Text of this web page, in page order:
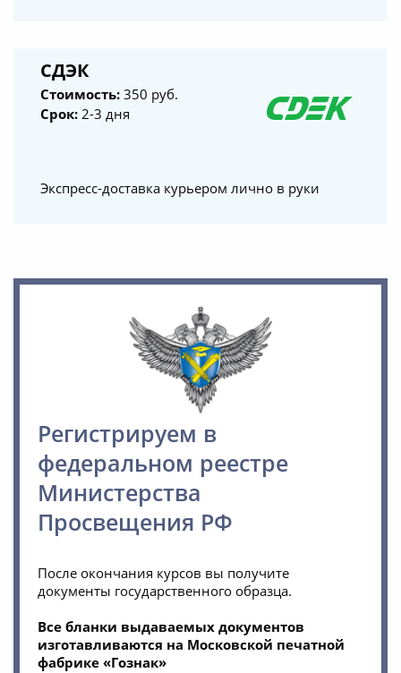
СДЭК
Стоимость: 350 руб.
Срок: 2-3 дня
Экспресс-доставка курьером лично в руки
Регистрируем в
федеральном реестре
Министерства
Просвещения РФ
После окончания курсов вы получите
документы государственного образца.
Все бланки выдаваемых документов
изготавливаются на Московской печатной
фабрике «Гознак»